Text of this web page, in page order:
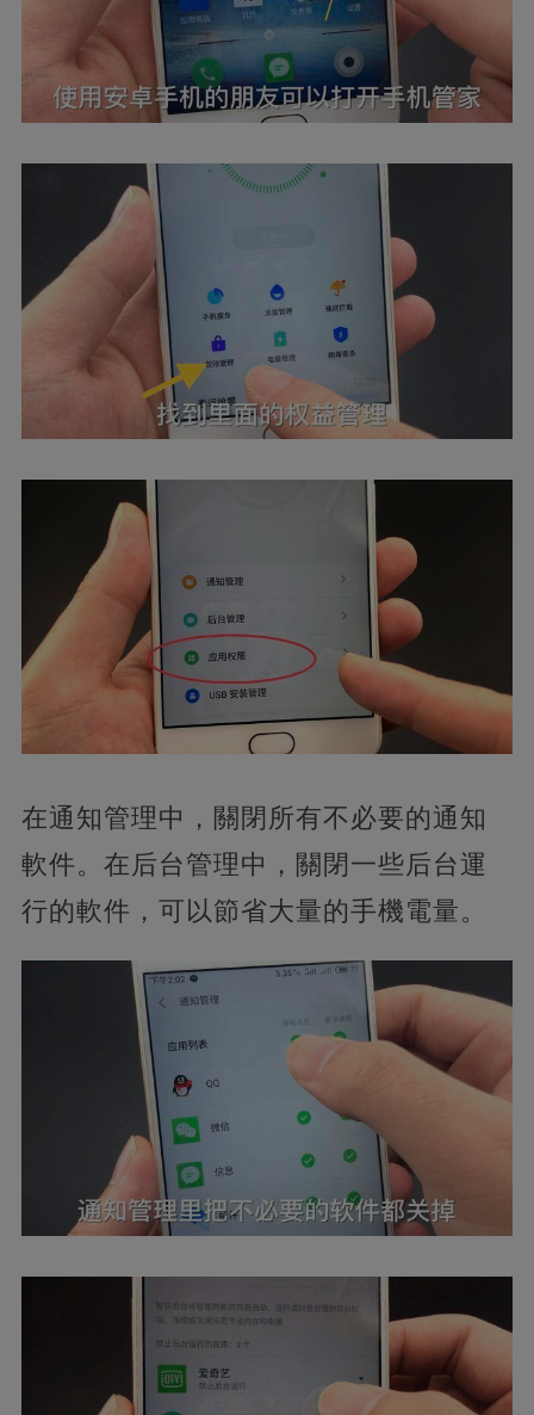
在通知管理中，關閉所有不必要的通知
軟件。在后台管理中，關閉一些后台運
行的軟件，可以節省大量的手機電量。